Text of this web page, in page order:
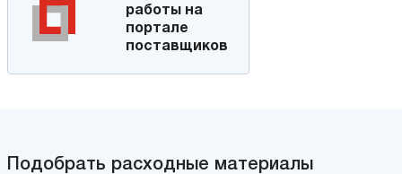
работы на
портале
поставщиков
Подобрать расходные материалы